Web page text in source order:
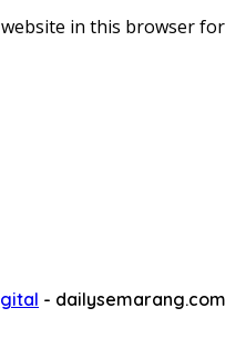
website in this browser for
- dailysemarang.com